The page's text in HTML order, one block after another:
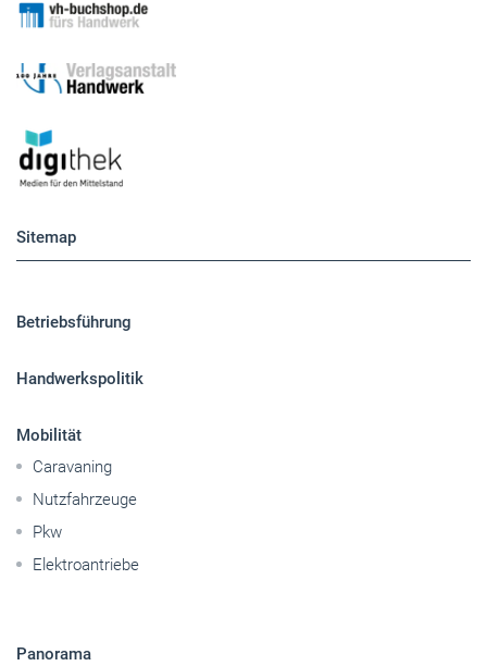
Sitemap
Betriebsführung
Handwerkspolitik
Mobilität
Caravaning
Nutzfahrzeuge
Pkw
Elektroantriebe
Panorama